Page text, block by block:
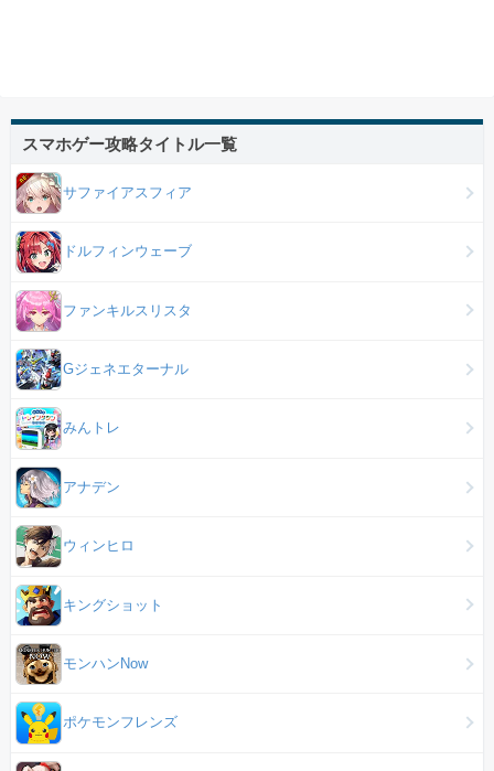
スマホゲー攻略タイトル一覧
サファイアスフィア
ドルフィンウェーブ
ファンキルスリスタ
Gジェネエターナル
みんトレ
アナデン
ウィンヒロ
キングショット
モンハンNow
ポケモンフレンズ